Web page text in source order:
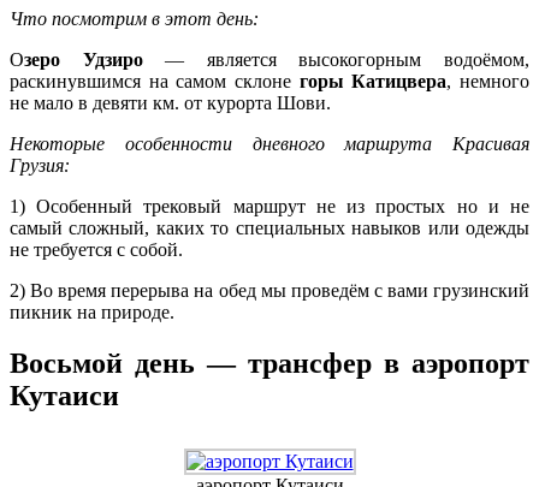
Что посмотрим в этот день:
Озеро Удзиро— является высокогорным водоёмом,
раскинувшимся на самом склоне горы Катицвера, немного
не мало в девяти км. от курорта Шови.
Некоторые особенности дневного маршрута Красивая
Грузия:
1) Особенный трековый маршрут не из простых но и не
самый сложный, каких то специальных навыков или одежды
не требуется с собой.
2) Во время перерыва на обед мы проведём с вами грузинский
пикник на природе.
Восьмой день — трансфер в аэропорт
Кутаиси